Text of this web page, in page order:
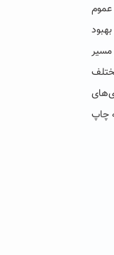
مسیر
گزارش‌های مختلف
چاپ